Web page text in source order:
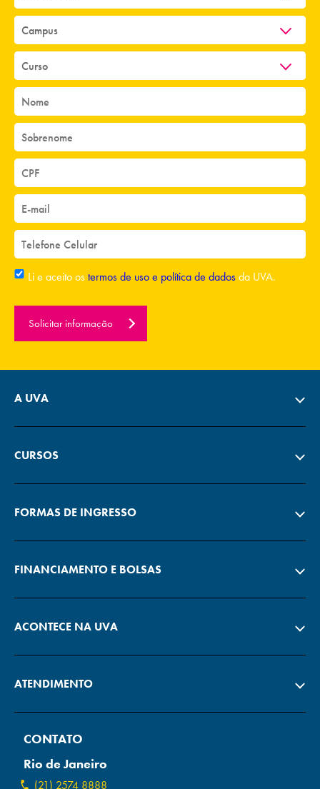
Li e aceito ostermos de uso e política de dadosda UVA.
Solicitar informação
A UVA
CURSOS
FORMAS DE INGRESSO
FINANCIAMENTO E BOLSAS
ACONTECE NA UVA
ATENDIMENTO
CONTATO
Rio de Janeiro
(21) 2574 8888